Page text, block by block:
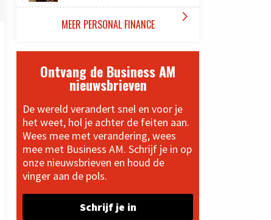
MEER PERSONAL FINANCE 
Ontvang de Business AM
nieuwsbrieven
De wereld verandert snel en voor je
het weet, hol je achter de feiten aan.
Wees mee met verandering, wees
mee met Business AM. Schrijf je in op
onze nieuwsbrieven en houd de
vinger aan de pols.
Schrijf je in